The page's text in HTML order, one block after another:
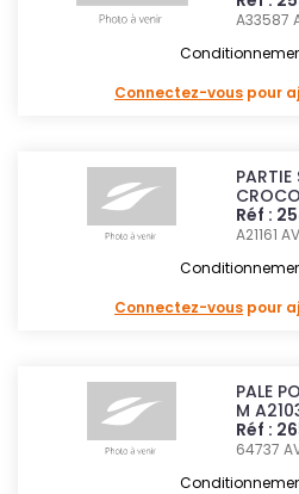
A33587
Connectez-vous pour
PARTIE
Réf :
A21161
Connectez-vous pour
PALE
M
Réf :
64737